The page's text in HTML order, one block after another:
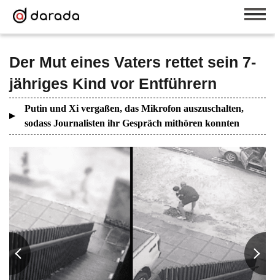
Der Mut eines Vaters rettet sein 7-
jähriges Kind vor Entführern
Putin und Xi vergaßen, das Mikrofon auszuschalten,
sodass Journalisten ihr Gespräch mithören konnten